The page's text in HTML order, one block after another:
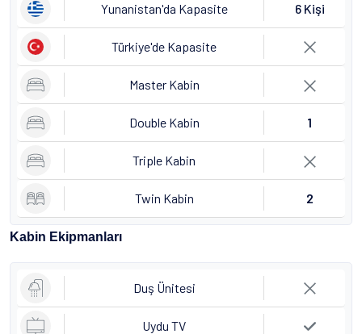
Yunanistan'da Kapasite 6 Kişi
Türkiye'de Kapasite
Master Kabin
Double Kabin 1
Triple Kabin
Twin Kabin 2
Kabin Ekipmanları
Duş Ünitesi
Uydu TV